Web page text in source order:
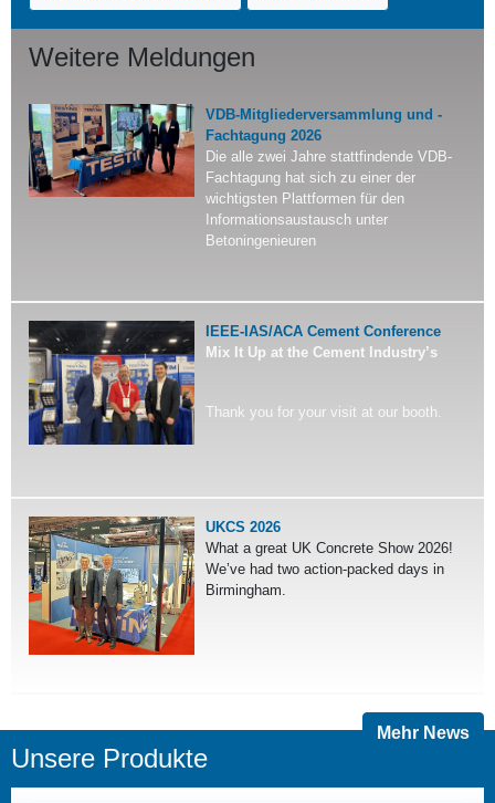
Weitere Meldungen
VDB-Mitgliederversammlung und -
Fachtagung 2026
Die alle zwei Jahre stattfindende VDB-
Fachtagung hat sich zu einer der
wichtigsten Plattformen für den
Informationsaustausch unter
Betoningenieuren
IEEE-IAS/ACA Cement Conference
Mix It Up at the Cement Industry’s
Thank you for your visit at our booth.
UKCS 2026
What a great UK Concrete Show 2026!
We’ve had two action-packed days in
Birmingham.
Mehr News
Unsere Produkte